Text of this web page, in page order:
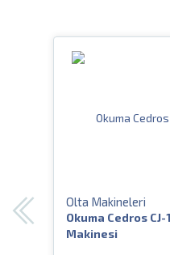
Olta Makineleri
Okuma Cedros
Makinesi